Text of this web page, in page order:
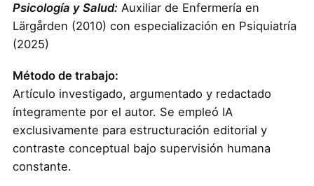
Psicología y Salud: Auxiliar de Enfermería en
Lärgården (2010) con especialización en Psiquiatría
(2025)
Método de trabajo:
Artículo investigado, argumentado y redactado
íntegramente por el autor. Se empleó IA
exclusivamente para estructuración editorial y
contraste conceptual bajo supervisión humana
constante.